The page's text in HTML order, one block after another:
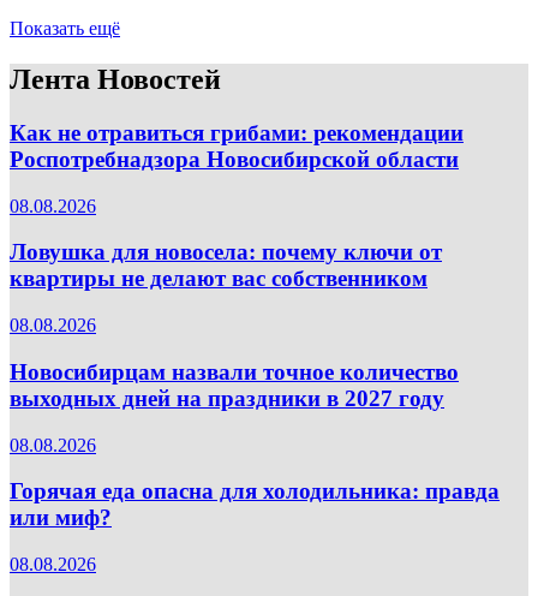
Показать ещё
Лента Новостей
Как не отравиться грибами: рекомендации
Роспотребнадзора Новосибирской области
08.08.2026
Ловушка для новосела: почему ключи от
квартиры не делают вас собственником
08.08.2026
Новосибирцам назвали точное количество
выходных дней на праздники в 2027 году
08.08.2026
Горячая еда опасна для холодильника: правда
или миф?
08.08.2026